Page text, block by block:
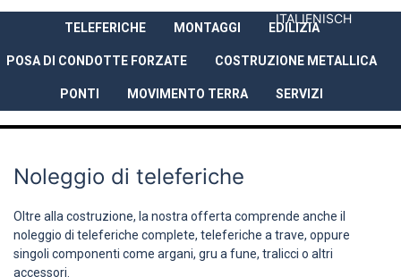
ITALIENISCH
AZIENDA
PRESTAZIONI
TELEFERICHE MONTAGGI EDILIZIA
POSA DI CONDOTTE FORZATE COSTRUZIONE METALLICA
PONTI MOVIMENTO TERRA SERVIZI
Noleggio di teleferiche
Oltre alla costruzione, la nostra offerta comprende anche il
noleggio di teleferiche complete, teleferiche a trave, oppure
singoli componenti come argani, gru a fune, tralicci o altri
accessori.